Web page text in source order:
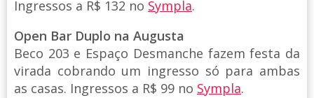
Ingressos a R$ 132 no Sympla.
Open Bar Duplo na Augusta
Beco 203 e Espaço Desmanche fazem festa da
virada cobrando um ingresso só para ambas
as casas. Ingressos a R$ 99 no Sympla.